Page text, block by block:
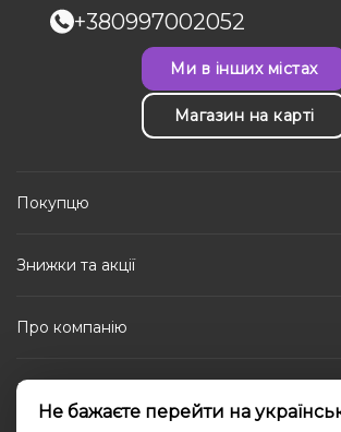
+380997002052
Ми в інших містах
Магазин на карті
Покупцю
Знижки та акції
Про компанію
Каталог
Не бажаєте перейти на